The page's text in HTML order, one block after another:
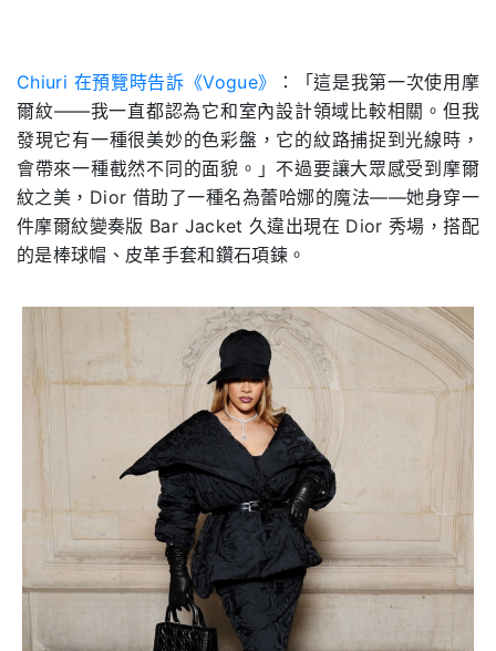
Chiuri 在預覽時告訴《Vogue》
：「這是我第一次使用摩
爾紋——我一直都認為它和室內設計領域比較相關。但我
發現它有一種很美妙的色彩盤，它的紋路捕捉到光線時，
會帶來一種截然不同的面貌。」不過要讓大眾感受到摩爾
紋之美，Dior 借助了一種名為蕾哈娜的魔法——她身穿一
件摩爾紋變奏版 Bar Jacket 久違出現在 Dior 秀場，搭配
的是棒球帽、皮革手套和鑽石項鍊。